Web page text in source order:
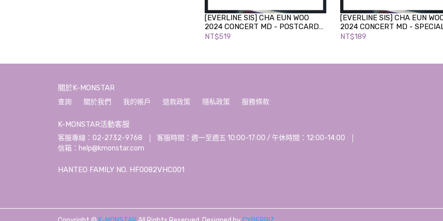
[EVERLINE SIS] CHA EUN WOO
2024 CONCERT MD - POSTCARD
BOOK
NT$519
[EVERLINE SIS] CHA EUN
2024 CONCERT MD -
TICKET
NT$189
關於K-MONSTAR
查詢 關於我們 我的帳戶 退款政策 隱私政策 服務條款
K-MONSTAR活動客服
客服專線：02-2732-9768
客服時間：週一至週五 10:00-17:00 / 午休時間：12:00-14:00
信箱：help@kmonstar.com
HANTEO FAMILY NO. HF0082VHC001